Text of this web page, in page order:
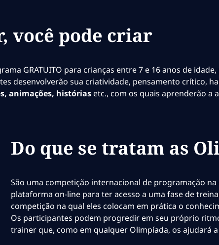
você pode criar
GRATUITO para crianças entre 7 e 16 anos de
desenvolverão sua criatividade, pensamento crítico,
animações, histórias etc., com os quais aprenderão
Do que se tratam as
São uma competição internacional de programação
plataforma on-line para ter acesso a uma fase de
competição na qual eles colocam em prática o
Os participantes podem progredir em seu próprio
trainer que, como em qualquer Olimpíada, os ajudará